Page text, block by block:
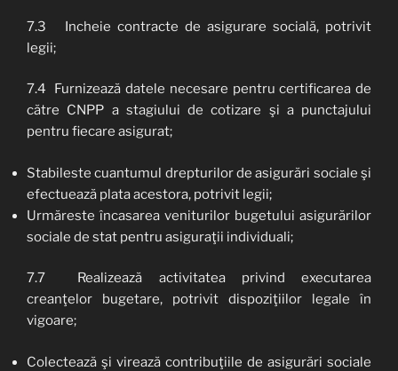
7.3 Incheie contracte de asigurare socială, potrivit
legii;
7.4 Furnizează datele necesare pentru certificarea de
către CNPP a stagiului de cotizare şi a punctajului
pentru fiecare asigurat;
Stabileste cuantumul drepturilor de asigurări sociale şi
efectuează plata acestora, potrivit legii;
Urmăreste încasarea veniturilor bugetului asigurărilor
sociale de stat pentru asiguraţii individuali;
7.7 Realizează activitatea privind executarea
creanţelor bugetare, potrivit dispoziţiilor legale în
vigoare;
Colectează şi virează contribuţiile de asigurări sociale